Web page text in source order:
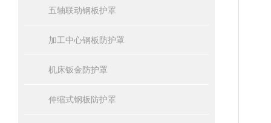
五轴联动钢板护罩
加工中心钢板防护罩
机床钣金防护罩
伸缩式钢板防护罩